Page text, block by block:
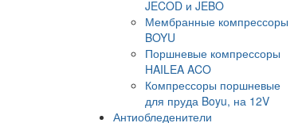
JECOD и JEBO
Мембранные компрессоры
BOYU
Поршневые компрессоры
HAILEA ACO
Компрессоры поршневые
для пруда Boyu, на 12V
Антиобледенители